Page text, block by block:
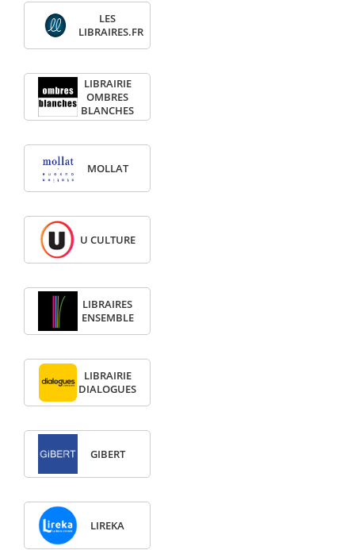
LES
LIBRAIRES.FR
LIBRAIRIE
OMBRES
BLANCHES
MOLLAT
U CULTURE
LIBRAIRES
ENSEMBLE
LIBRAIRIE
DIALOGUES
GIBERT
LIREKA